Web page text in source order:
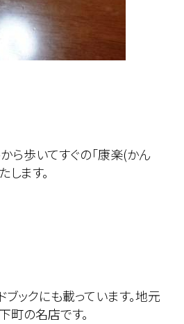
ら歩いてすぐの｢康楽(かん
します。
ックにも載っています。地元
町の名店です。